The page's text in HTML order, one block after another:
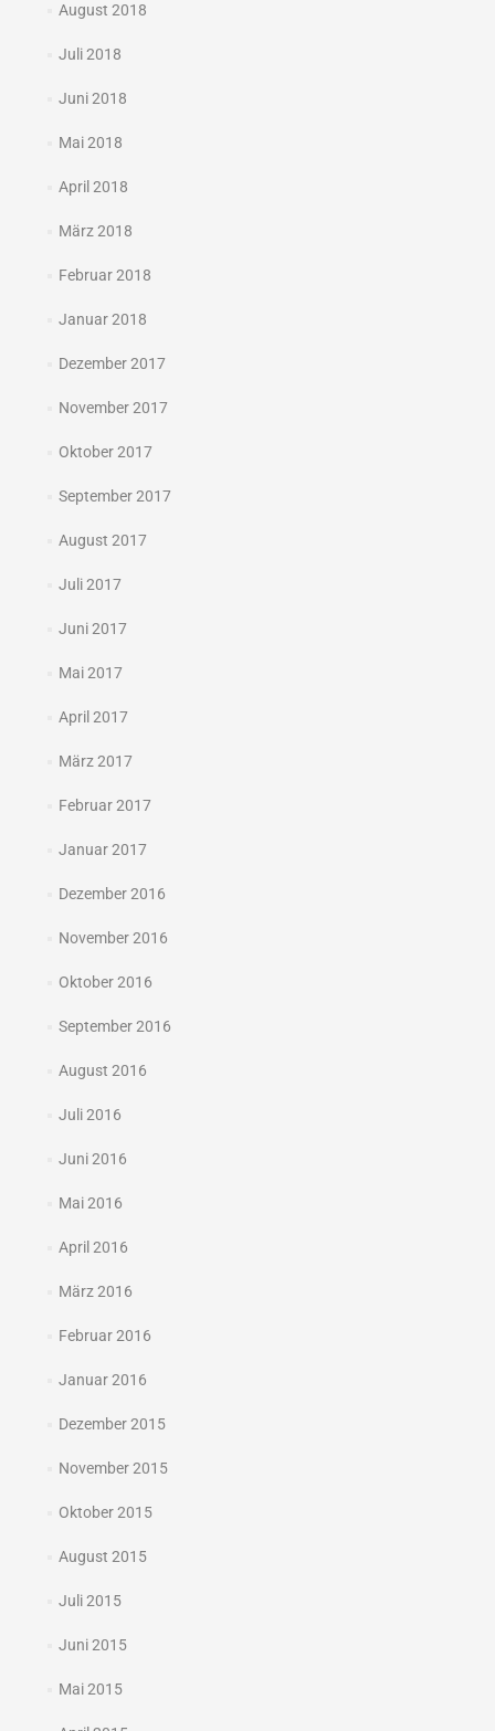
August 2018
Juli 2018
Juni 2018
Mai 2018
April 2018
März 2018
Februar 2018
Januar 2018
Dezember 2017
November 2017
Oktober 2017
September 2017
August 2017
Juli 2017
Juni 2017
Mai 2017
April 2017
März 2017
Februar 2017
Januar 2017
Dezember 2016
November 2016
Oktober 2016
September 2016
August 2016
Juli 2016
Juni 2016
Mai 2016
April 2016
März 2016
Februar 2016
Januar 2016
Dezember 2015
November 2015
Oktober 2015
August 2015
Juli 2015
Juni 2015
Mai 2015